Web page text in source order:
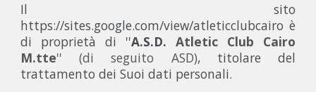
Il sito
https://sites.google.com/view/atleticclubcairo è
di proprietà di ''A.S.D. Atletic Club Cairo
M.tte'' (di seguito ASD), titolare del
trattamento dei Suoi dati personali.